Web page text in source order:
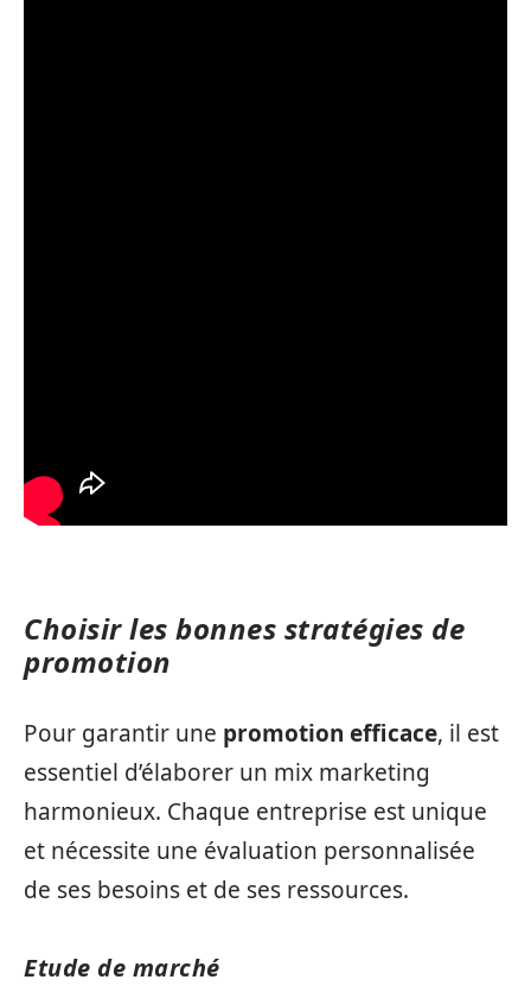
Choisir les bonnes stratégies de
promotion
Pour garantir une promotion efficace, il est
essentiel d’élaborer un mix marketing
harmonieux. Chaque entreprise est unique
et nécessite une évaluation personnalisée
de ses besoins et de ses ressources.
Etude de marché